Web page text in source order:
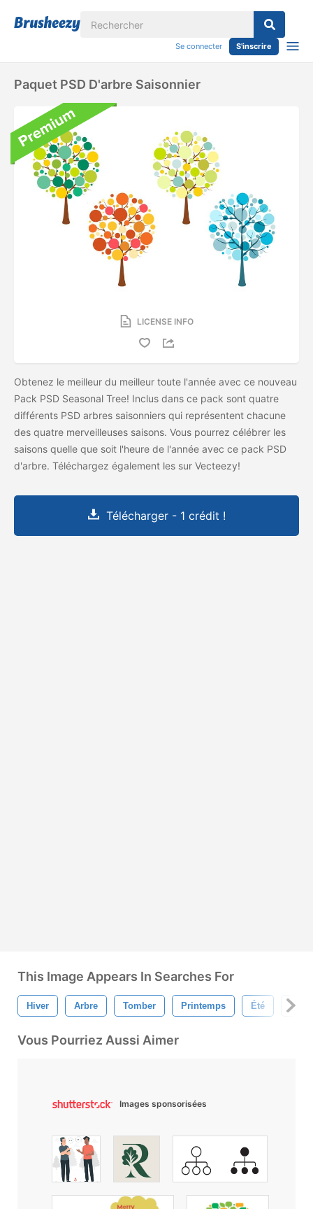
Se connecter S'inscrire
Paquet PSD D'arbre Saisonnier
LICENSE INFO
Obtenez le meilleur du meilleur toute l'année avec ce nouveau
Pack PSD Seasonal Tree! Inclus dans ce pack sont quatre
différents PSD arbres saisonniers qui représentent chacune
des quatre merveilleuses saisons. Vous pourrez célébrer les
saisons quelle que soit l'heure de l'année avec ce pack PSD
d'arbre. Téléchargez également les sur Vecteezy!
Télécharger - 1 crédit !
This Image Appears In Searches For
Hiver Arbre Tomber Printemps Été
Vous Pourriez Aussi Aimer
Images sponsorisées